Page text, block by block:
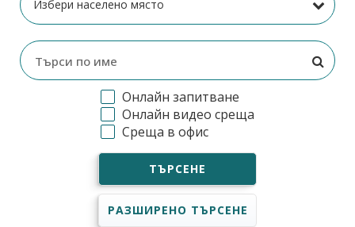
Онлайн запитване
Онлайн видео среща
Среща в офис
ТЪРСЕНЕ
РАЗШИРЕНО ТЪРСЕНЕ